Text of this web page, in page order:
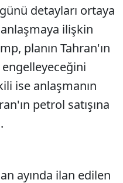
detayları ortaya
ilişkin
planın Tahran'ın
ise anlaşmanın
petrol satışına
ayında ilan edilen